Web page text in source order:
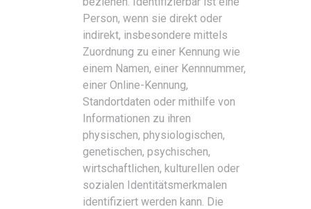
Person, wenn sie direkt oder
indirekt, insbesondere mittels
Zuordnung zu einer Kennung wie
einem Namen, einer Kennnummer,
einer Online-Kennung,
Standortdaten oder mithilfe von
Informationen zu ihren
physischen, physiologischen,
genetischen, psychischen,
wirtschaftlichen, kulturellen oder
sozialen Identitätsmerkmalen
identifiziert werden kann. Die